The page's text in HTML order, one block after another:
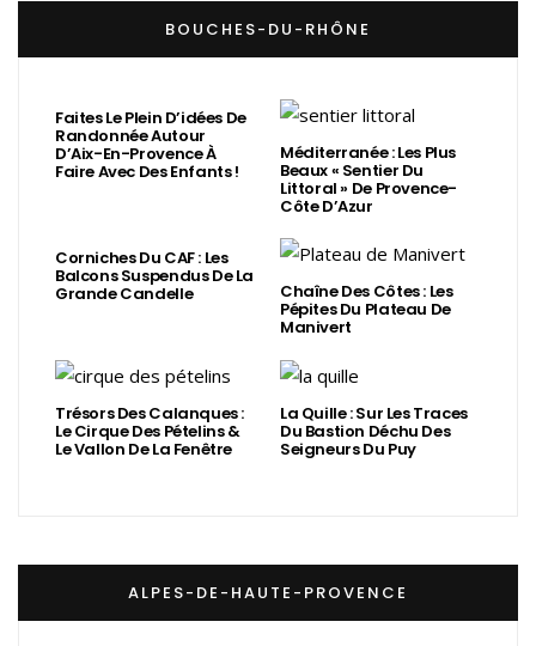
BOUCHES-DU-RHÔNE
Faites Le Plein D’idées De
Randonnée Autour
D’Aix-En-Provence À
Faire Avec Des Enfants !
Méditerranée : Les Plus
Beaux « Sentier Du
Littoral » De Provence-
Côte D’Azur
Corniches Du CAF : Les
Balcons Suspendus De La
Grande Candelle Chaîne Des Côtes : Les
Pépites Du Plateau De
Manivert
Trésors Des Calanques :
Le Cirque Des Pételins &
Le Vallon De La Fenêtre
La Quille : Sur Les Traces
Du Bastion Déchu Des
Seigneurs Du Puy
ALPES-DE-HAUTE-PROVENCE